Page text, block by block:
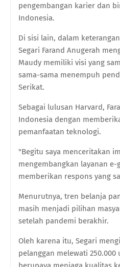
pengembangan karier dan
Indonesia.
Di sisi lain, dalam
Segari Farand Anugerah
Maudy memiliki visi yang
sama-sama menempuh
Serikat.
Sebagai lulusan Harvard,
Indonesia dengan
pemanfaatan teknologi.
"Begitu saya menceritakan
mengembangkan layanan e-
memberikan respons yang
Menurutnya, tren belanja
masih menjadi pilihan
setelah pandemi berakhir.
Oleh karena itu, Segari
pelanggan melewati 250.000